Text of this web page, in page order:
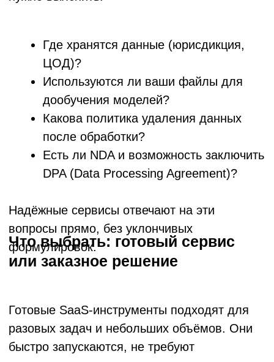
терминов, названий продуктов, имён,
существенно растёт. Если ваша компания
работает в узкой нише с характерной
лексикой — это обязательный шаг, который
инструмента.
Как долго обрабатывается
видеофайл?
Скорость зависит от длины файла и
мощности инфраструктуры. Облачные
сервисы обрабатывают час видео
одновременно время может
варьироваться. В корпоративных
решениях с выделенными серверами
скорость можно масштабировать под
объём задачи. Для сравнения: опытный
специалист тратит на ручную
Насколько безопасно загружать
корпоративные видеозаписи на
сторонний сервис?